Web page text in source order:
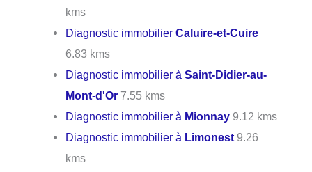
kms
Diagnostic immobilierCaluire-et-Cuire
6.83 kms
Diagnostic immobilier àSaint-Didier-au-
Mont-d'Or 7.55 kms
Diagnostic immobilier à Mionnay 9.12 kms
Diagnostic immobilier à Limonest 9.26
kms